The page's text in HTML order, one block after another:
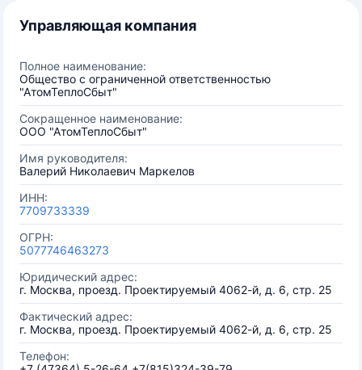
Управляющая компания
Полное наименование:
Общество с ограниченной ответственностью
"АтомТеплоСбыт"
Сокращенное наименование:
ООО "АтомТеплоСбыт"
Имя руководителя:
Валерий Николаевич Маркелов
ИНН:
7709733339
ОГРН:
5077746463273
Юридический адрес:
г. Москва, проезд. Проектируемый 4062-й, д. 6, стр. 25
Фактический адрес:
г. Москва, проезд. Проектируемый 4062-й, д. 6, стр. 25
Телефон: